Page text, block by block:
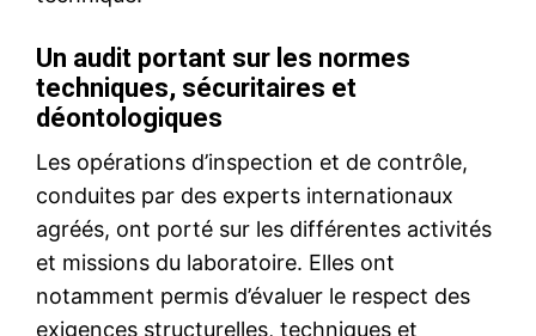
le1.ma
l'intelligence de
l'information